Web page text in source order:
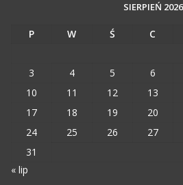
SIERPIEŃ 2026
P W Ś C
3
4 5 6
10
11 12 13
17
18 19 20
24
25 26 27
31
« lip